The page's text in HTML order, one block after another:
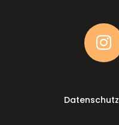

Datenschutz